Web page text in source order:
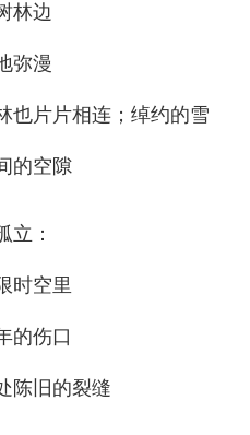
林边
弥漫
也片片相连；绰约的雪
的空隙
立：
时空里
的伤口
陈旧的裂缝